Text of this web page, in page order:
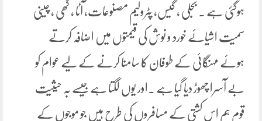
ہوگئی ہے ۔ بجلی ، گیس، پٹرولیم مصنوعات، آٹا ، گھی ، چینی
سمیت اشیائے خورد و نوش کی قیمتوں میں اضافہ کرتے
ہوئے مہنگائی کے طوفان کا سامنا کرنے کے لیے عوام کو
بے آسرا چھوڑ دیا گیا ہے ۔اور یوں لگتا ہے جیسے بہ حیثیت
قوم ہم اس کشتی کے مسافروں کی طرح ہیں جو موجوں کے